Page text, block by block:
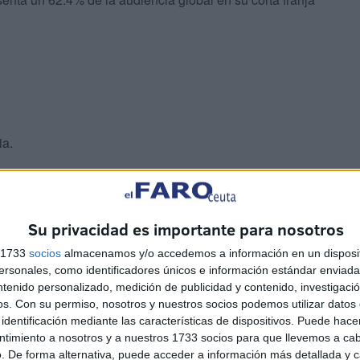
Su privacidad es importante para nosotros
socios almacenamos y/o accedemos a información en un
como identificadores únicos e información estándar
personalizado, medición de publicidad y contenido,
Con su permiso, nosotros y nuestros socios podemos utilizar datos
mediante las características de dispositivos. Puede
a nosotros y a nuestros 1733 socios para que llevemos a
De forma alternativa, puede acceder a información más detallada y
del Rey Felipe VI colaboran equipos de la Casa
y grandes equipos técnicos y de producción de RTVE
edición y emisión en múltiples plataformas, sumando
a millones de espectadores. En la casa real
se dedicarán al menester del discurso